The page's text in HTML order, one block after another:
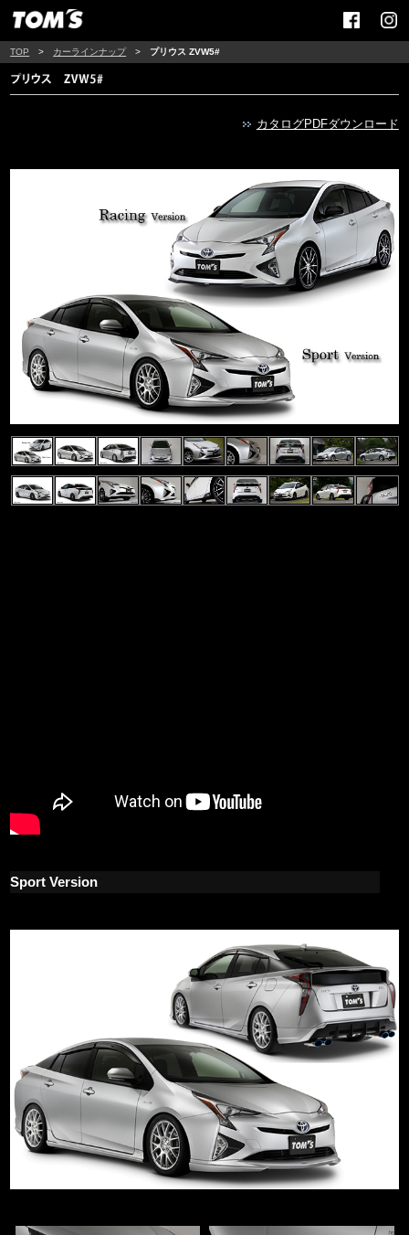
TOP > カーラインナップ> プリウス ZVW5#
カタログPDFダウンロード
Sport Version